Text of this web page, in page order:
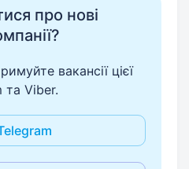
про нові
вакансії цієї
та Viber.